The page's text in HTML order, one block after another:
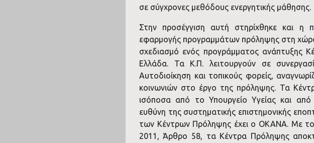
σε σύγχρονες μεθόδους ενεργητικής μάθησης.
Στην προσέγγιση αυτή στηρίχθηκε και η
εφαρμογής προγραμμάτων πρόληψης στη
σχεδιασμό ενός προγράμματος ανάπτυξης
Ελλάδα. Τα Κ.Π. λειτουργούν σε
Αυτοδιοίκηση και τοπικούς φορείς,
κοινωνιών στο έργο της πρόληψης. Τα
ισόποσα από το Υπουργείο Υγείας και
ευθύνη της συστηματικής επιστημονικής
των Κέντρων Πρόληψης έχει ο ΟΚΑΝΑ. Με
2011, Άρθρο 58, τα Κέντρα Πρόληψης